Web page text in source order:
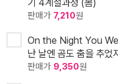
기 4계절과정 (봄)
판매가 7,210원
On the Night You
난 날엔 곰도 춤을 추었
판매가 9,350원